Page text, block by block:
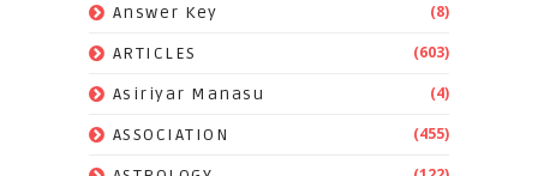
Answer Key (8)
ARTICLES (603)
Asiriyar Manasu (4)
ASSOCIATION (455)